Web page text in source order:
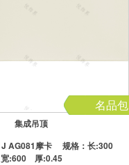
名品包
集成吊顶
AG081摩卡
规格：长:300
宽:600 厚:0.45